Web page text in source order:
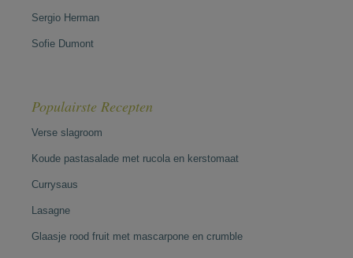
Sergio Herman
Sofie Dumont
Populairste Recepten
Verse slagroom
Koude pastasalade met rucola en kerstomaat
Currysaus
Lasagne
Glaasje rood fruit met mascarpone en crumble